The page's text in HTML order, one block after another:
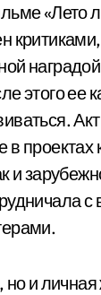
«Лето
этого ее
в проектах
и
но и